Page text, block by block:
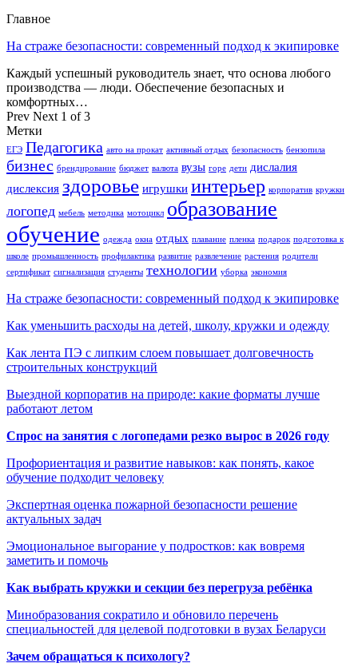
Главное
На страже безопасности: современный подход к экипировке
Каждый успешный руководитель знает, что основа любого
производства — люди. Обеспечение безопасных и
комфортных…
Prev Next 1 of 3
Метки
ЕГЭ Педагогика авто на прокат активный отдых безопасность бензопила
бизнес брендирование бюджет валюта вузы горе дети дислалия
дислексия здоровье игрушки интерьер корпоратив кружки
логопед мебель методика мотоцикл образование
обучение одежда окна отдых плавание пленка подарок подготовка к
школе промышленность профилактика развитие развлечение растения родители
сертификат сигнализация студенты технологии уборка экономия
На страже безопасности: современный подход к экипировке
Как уменьшить расходы на детей, школу, кружки и одежду
Как лента ПЭ с липким слоем повышает долговечность
строительных конструкций
Выездной корпоратив на природе: какие форматы лучше
работают летом
Спрос на занятия с логопедами резко вырос в 2026 году
Профориентация и развитие навыков: как понять, какое
обучение подходит человеку
Экспертная оценка пожарной безопасности решение
актуальных задач
Эмоциональное выгорание у подростков: как вовремя
заметить и помочь
Как выбрать кружки и секции без перегруза ребёнка
Минобразования сократило и обновило перечень
специальностей для целевой подготовки в вузах Беларуси
Зачем обращаться к психологу?